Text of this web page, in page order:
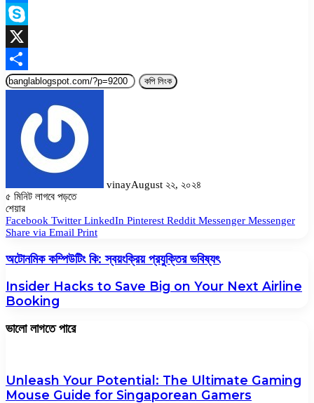
Link
Messenger
Skype
X
Share
কপি লিংক
vinayAugust ২২, ২০২৪
৫ মিনিট লাগবে পড়তে
Facebook
Twitter
LinkedIn
Pinterest
Messenger
Messenger
WhatsApp
শেয়ার
Facebook Twitter LinkedIn Pinterest Reddit Messenger Messenger
Share via Email Print
অটোনমিক কম্পিউটিং কি: স্বয়ংক্রিয় প্রযুক্তির ভবিষ্যৎ
Insider Hacks to Save Big on Your Next Airline
Booking
ভালো লাগতে পারে
Unleash Your Potential: The Ultimate Gaming
Mouse Guide for Singaporean Gamers